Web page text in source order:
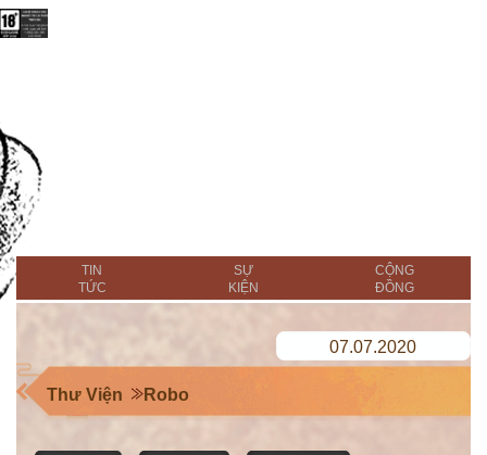
TIN
TỨC
SỰ
KIỆN
CỘNG
ĐỒNG
Thư Viện Robo
07.07.2020